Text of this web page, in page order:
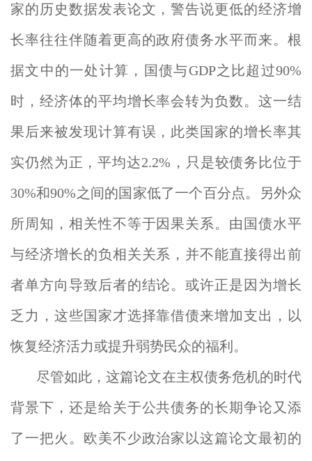
家的历史数据发表论文，警告说更低的经济增
长率往往伴随着更高的政府债务水平而来。根
据文中的一处计算，国债与GDP之比超过90%
时，经济体的平均增长率会转为负数。这一结
果后来被发现计算有误，此类国家的增长率其
实仍然为正，平均达2.2%，只是较债务比位于
30%和90%之间的国家低了一个百分点。另外众
所周知，相关性不等于因果关系。由国债水平
与经济增长的负相关关系，并不能直接得出前
者单方向导致后者的结论。或许正是因为增长
乏力，这些国家才选择靠借债来增加支出，以
恢复经济活力或提升弱势民众的福利。
尽管如此，这篇论文在主权债务危机的时代
背景下，还是给关于公共债务的长期争论又添
了一把火。欧美不少政治家以这篇论文最初的